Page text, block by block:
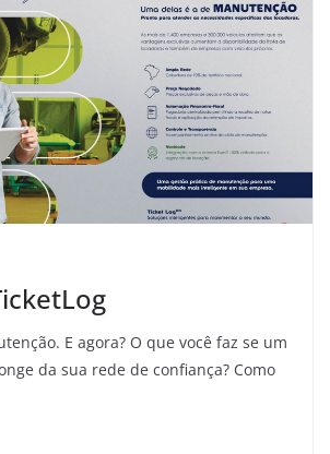
E agora? O que você faz se um
da sua rede de confiança? Como